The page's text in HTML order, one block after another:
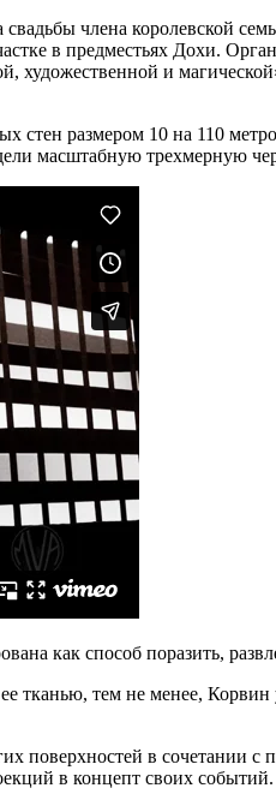
члена королевской
в предместьях Дохи.
и
стен размером 10 на 110
масштабную трехмерную
как способ поразить,
тканью, тем не менее,
в сочетании с
в концепт своих событий.